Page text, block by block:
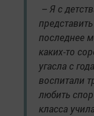
– Я с
последнее
каких-то
угасла с
воспитали
любить
класса